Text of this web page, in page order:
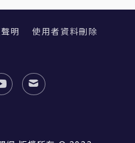
明 使用者資料刪除